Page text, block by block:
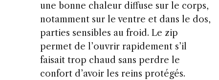
une bonne chaleur diffuse sur le corps,
notamment sur le ventre et dans le dos,
parties sensibles au froid. Le zip
permet de l’ouvrir rapidement s’il
faisait trop chaud sans perdre le
confort d’avoir les reins protégés.